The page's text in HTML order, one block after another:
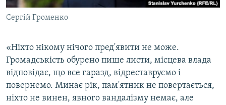
Сергій Громенко
«Ніхто нікому нічого пред'явити не може.
Громадськість обурено пише листи, місцева влада
відповідає, що все гаразд, відреставруємо і
повернемо. Минає рік, пам'ятник не повертається,
ніхто не винен, явного вандалізму немає, але